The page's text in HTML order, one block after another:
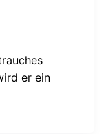
er ein